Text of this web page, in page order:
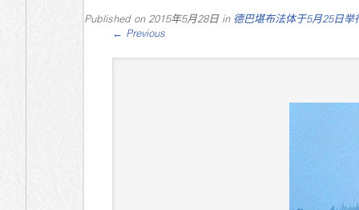
Published on 2015年5月28日in 德巴堪布法体于5月25日举
← Previous